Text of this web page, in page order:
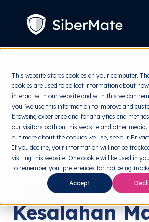
This website stores cookies on your computer.
cookies are used to collect information about
interact with our website and with this we can
you. We use this information to improve and
browsing experience and for analytics and
our visitors both on this website and other media.
out more about the cookies we use, see our
If you decline, your information will not be
visiting this website. One cookie will be used in
to remember your preferences for not being
Accept
Layanan
children
for
Layanan
Harga
Resources Toggle
children
for
Resources
Tools Gratis Toggle
children
for
Tools
Tentang
Coba Gratis
back to HRMI
Security
Manfaat
Awareness
dalam
Kesalahan